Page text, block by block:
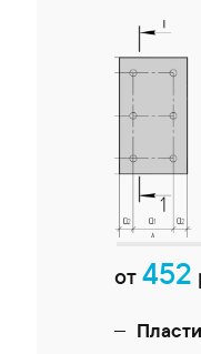
от452